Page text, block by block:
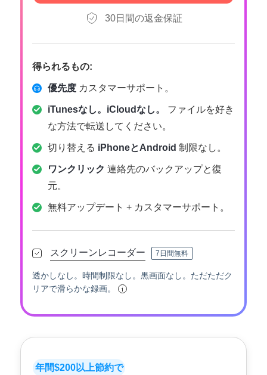
年間$200以上節約で
30日間の返金保証
得られるもの:
優先度 カスタマーサポート。
iTunesなし。iCloudなし。
ファイルを好き
な方法で転送してください。
切り替える iPhoneとAndroid 制限なし。
ワンクリック 連絡先のバックアップと復
元。
無料アップデート + カスタマーサポート。
スクリーンレコーダー 7日間無料
透かしなし。時間制限なし。黒画面なし。ただただク
リアで滑らかな録画。